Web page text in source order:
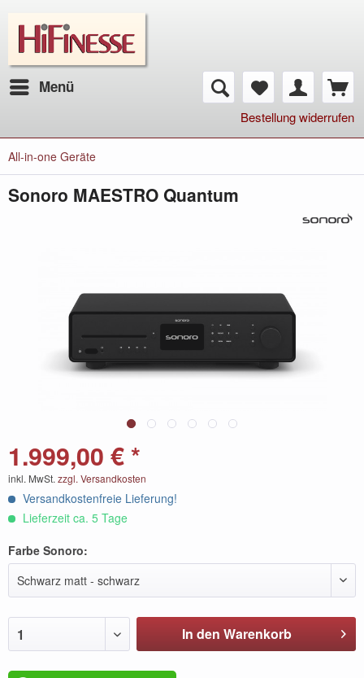
Menü
Bestellung widerrufen
All-in-one Geräte
Sonoro MAESTRO Quantum
1.999,00 € *
inkl. MwSt. zzgl. Versandkosten
Versandkostenfreie Lieferung!
Lieferzeit ca. 5 Tage
Farbe Sonoro:
Schwarz matt - schwarz
1 In den Warenkorb